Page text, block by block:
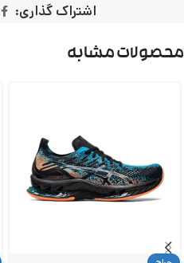
اشتراک گذاری:
محصولات مشابه